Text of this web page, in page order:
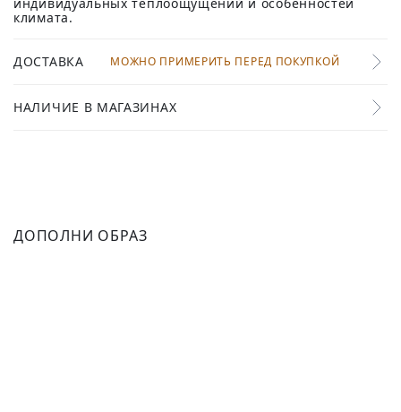
климата.
ДОСТАВКА МОЖНО ПРИМЕРИТЬ ПЕРЕД ПОКУПКОЙ
НАЛИЧИЕ В МАГАЗИНАХ
ДОПОЛНИ ОБРАЗ